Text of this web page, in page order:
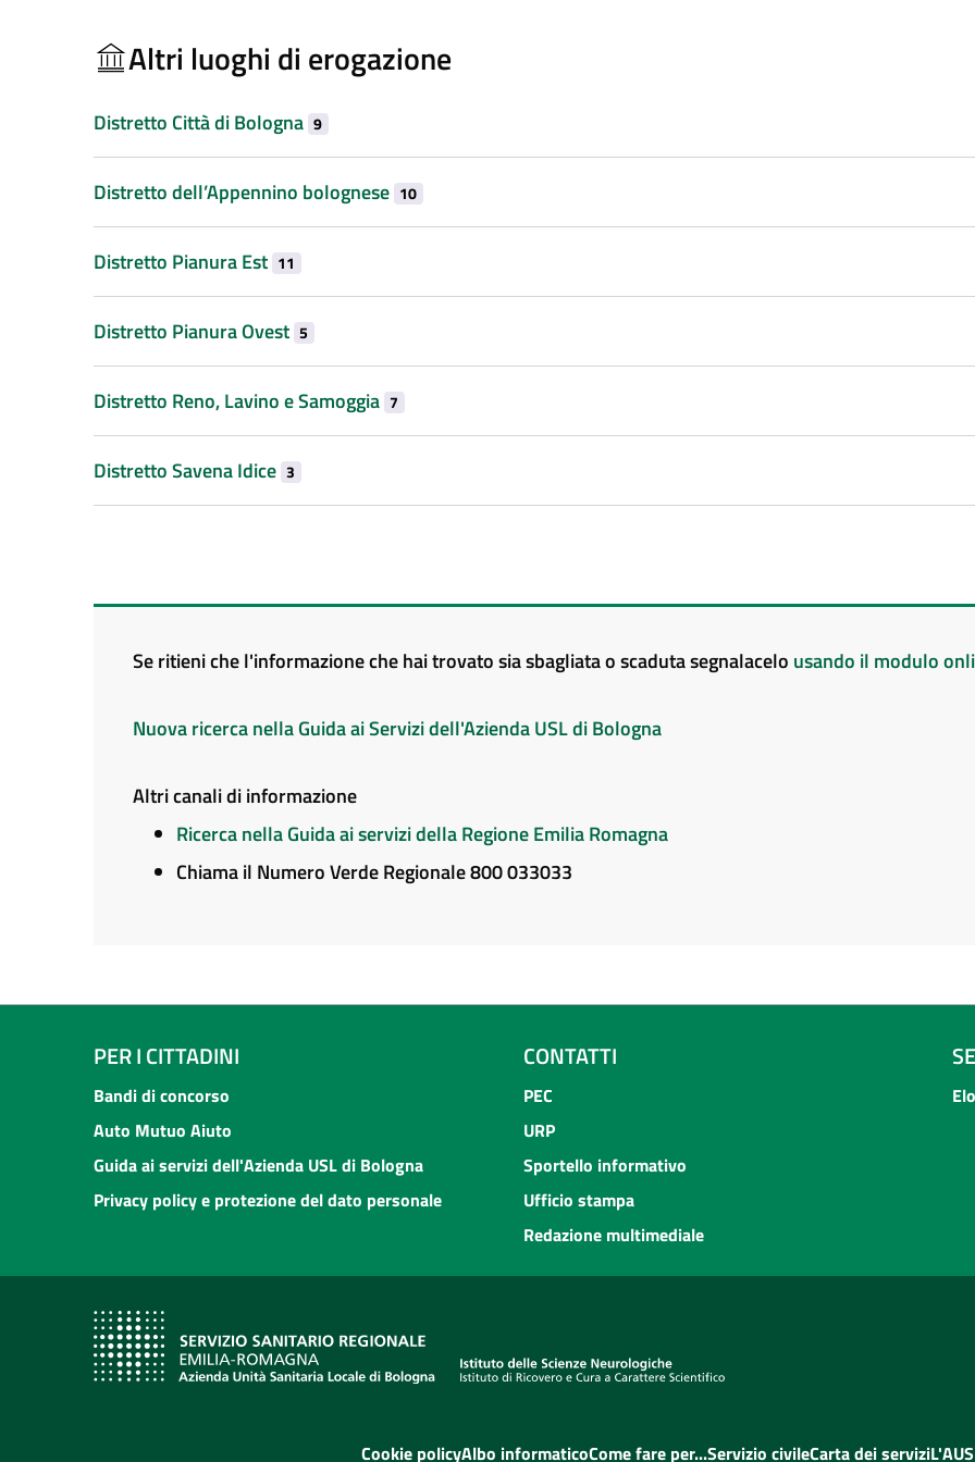
Altri luoghi di erogazione
Distretto Città di Bologna 9
Distretto dell’Appennino bolognese 10
Distretto Pianura Est 11
Distretto Pianura Ovest 5
Distretto Reno, Lavino e Samoggia 7
Distretto Savena Idice 3
Se ritieni che l'informazione che hai trovato sia sbagliata o scaduta segnalacelo usando il modulo
Nuova ricerca nella Guida ai Servizi dell'Azienda USL di Bologna
Altri canali di informazione
Ricerca nella Guida ai servizi della Regione Emilia Romagna
Chiama il Numero Verde Regionale 800 033033
PER I CITTADINI
Bandi di concorso
Auto Mutuo Aiuto
Guida ai servizi dell'Azienda USL di Bologna
Privacy policy e protezione del dato personale
CONTATTI
PEC
URP
Sportello informativo
Ufficio stampa
Redazione multimediale
Cookie policyAlbo informaticoCome fare per...Servizio civileCarta dei servizi